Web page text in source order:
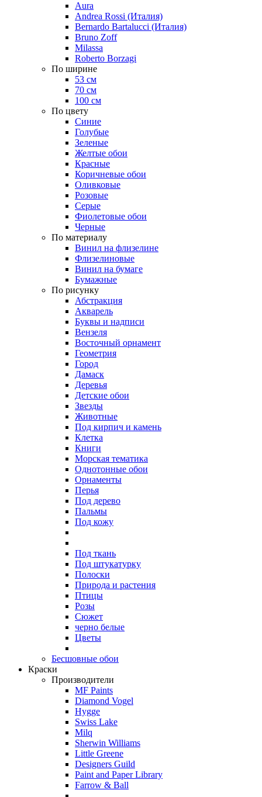
Aura
Andrea Rossi (Италия)
Bernardo Bartalucci (Италия)
Bruno Zoff
Milassa
Roberto Borzagi
По ширине
53 см
70 см
100 см
По цвету
Синие
Голубые
Зеленые
Желтые обои
Красные
Коричневые обои
Оливковые
Розовые
Серые
Фиолетовые обои
Черные
По материалу
Винил на флизелине
Флизелиновые
Винил на бумаге
Бумажные
По рисунку
Абстракция
Акварель
Буквы и надписи
Вензеля
Восточный орнамент
Геометрия
Город
Дамаск
Деревья
Детские обои
Звезды
Животные
Под кирпич и камень
Клетка
Книги
Морская тематика
Однотонные обои
Орнаменты
Перья
Под дерево
Пальмы
Под кожу
Под ткань
Под штукатурку
Полоски
Природа и растения
Птицы
Розы
Сюжет
черно белые
Цветы
Бесшовные обои
Краски
Производители
MF Paints
Diamond Vogel
Hygge
Swiss Lake
Milq
Sherwin Williams
Little Greene
Designers Guild
Paint and Paper Library
Farrow & Ball